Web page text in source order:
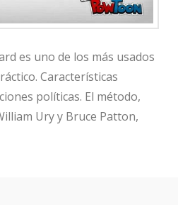
es uno de los más usados
Características
políticas. El método,
Ury y Bruce Patton,